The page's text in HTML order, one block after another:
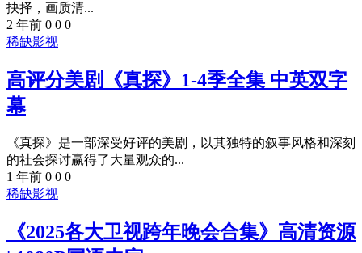
抉择，画质清...
2 年前 0 0 0
稀缺影视
高评分美剧《真探》1-4季全集 中英双字
幕
《真探》是一部深受好评的美剧，以其独特的叙事风格和深刻
的社会探讨赢得了大量观众的...
1 年前 0 0 0
稀缺影视
《2025各大卫视跨年晚会合集》高清资源